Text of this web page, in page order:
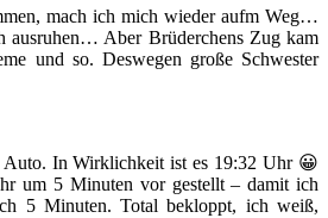
mach ich mich wieder aufm Weg…
ausruhen… Aber Brüderchens Zug kam
und so. Deswegen große Schwester
In Wirklichkeit ist es 19:32 Uhr 😀
um 5 Minuten vor gestellt – damit ich
5 Minuten. Total bekloppt, ich weiß,